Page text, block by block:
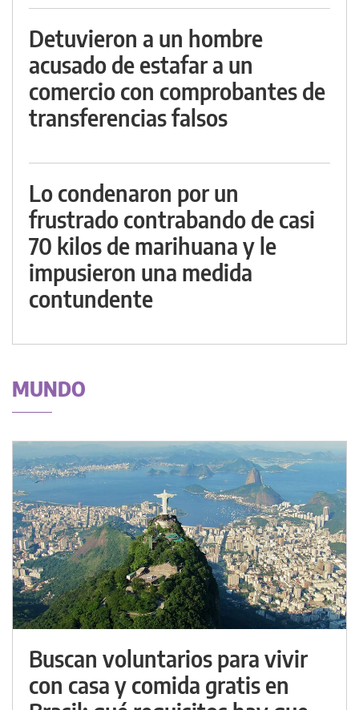
Detuvieron a un hombre
acusado de estafar a un
comercio con comprobantes de
transferencias falsos
Lo condenaron por un
frustrado contrabando de casi
70 kilos de marihuana y le
impusieron una medida
contundente
MUNDO
Buscan voluntarios para vivir
con casa y comida gratis en